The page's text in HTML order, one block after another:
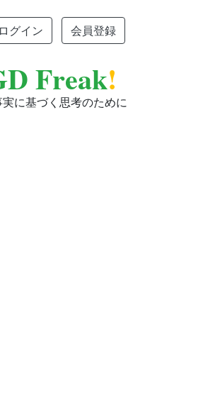
ログイン 会員登録
Freak!
実に基づく思考のために